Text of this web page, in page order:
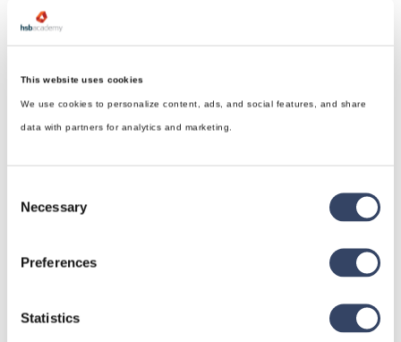
This website uses cookies
We use cookies to personalize content, ads, and social features, and share
data with partners for analytics and marketing.
Selection
Necessary
Preferences
Statistics
hsbDesign für Revit®